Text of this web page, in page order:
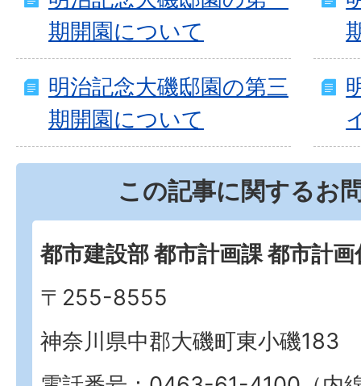
期開園について
明治記念大磯邸園の第三
期開園について
この記事に関するお
都市建設部 都市計画課 都市計画
〒255-8555
神奈川県中郡大磯町東小磯183